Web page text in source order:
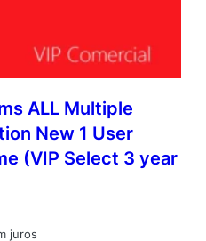
ALL Multiple
New 1 User
(VIP Select 3 year
juros